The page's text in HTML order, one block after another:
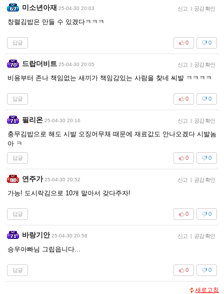
미소년아재 25-04-30 20:03 신고 | 공감 확인
창렬김밥은 만들 수 있겠다ㅋㅋㅋ
답글 0
0
드랍더비트 25-04-30 20:05 신고 | 공감 확인
비용부터 존나 책임없는 새끼가 책임감있는 사람을 찾네 씨발 ㅋㅋㅋㅋ
답글 0
0
필리온 25-04-30 20:16 신고 | 공감 확인
충무김밥으로 해도 시발 오징어무채 때문에 재료값도 안나오겠다 시발놈
아 ㅋ
답글 0
0
연주가 25-04-30 20:52 신고 | 공감 확인
가능! 도시락김으로 10개 말아서 갖다주자!
답글 0
0
바랑기안 25-04-30 20:58 신고 | 공감 확인
승우아빠님 그립읍니다...
답글 0
0
새로고침